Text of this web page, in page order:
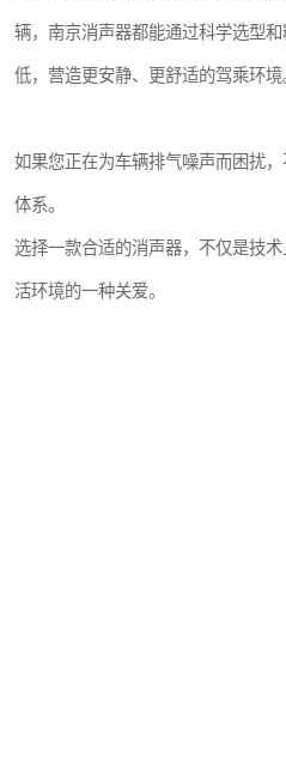
辆，南京消声器都能通过科学选型
低，营造更安静、更舒适的驾乘环境
如果您正在为车辆排气噪声而困扰
体系。
选择一款合适的消声器，不仅是技
活环境的一种关爱。